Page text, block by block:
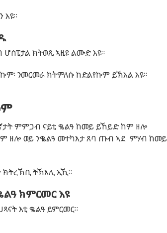
እዩ።
ክትወጺ ኣዚዩ ልሙድ እዩ።
ንመርመራ ክትምለሱ ከድልየኩም ይኽእል እዩ።
ምምጋብ ናይቲ ቈልዓ ከመይ ይኸይድ ከም ዘሎ
ዘሎ ወይ ንቈልዓ መተካእታ ጸባ ጡብ ኣደ ምሃብ ከመይ
ክትረኽቢ ትኽእሊ ኢኺ።
ክምርመር እዩ
እቲ ቈልዓ ይምርመር።